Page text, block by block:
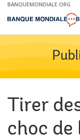
Skip
Main
BANQUEMONDIALE.ORG
Tirer
choc de